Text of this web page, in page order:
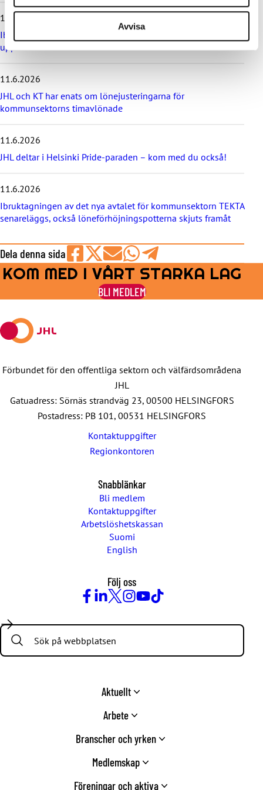
Avvisa
n
a
s
e
n
y
h
e
t
e
n
a
12.6.2026
Ibruktagningen av nivålönesystemet i VÄLKA bilaga 7 skjuts
upp
11.6.2026
JHL och KT har enats om lönejusteringarna för
kommunsektorns timavlönade
11.6.2026
JHL deltar i Helsinki Pride-paraden – kom med du också!
11.6.2026
Ibruktagningen av det nya avtalet för kommunsektorn TEKTA
senareläggs, också löneförhöjningspotterna skjuts framåt
Dela denna sida
Share
on
Facebook
Share
on
Share
by
E-
Share
on
WhatsApp
Share
on
Telegram
KOM MED I VÅRT STARKA LAG
BLI MEDLEM
Förbundet för den offentliga sektorn och välfärdsområdena
JHL
Gatuadress: Sörnäs strandväg 23, 00500 HELSINGFORS
Postadress: PB 101, 00531 HELSINGFORS
Kontaktuppgifter
Regionkontoren
Snabblänkar
Bli medlem
Kontaktuppgifter
Arbetslöshetskassan
Suomi
English
Följ oss
Search:
Aktuellt
Arbete
Branscher och yrken
Medlemskap
Föreningar och aktiva